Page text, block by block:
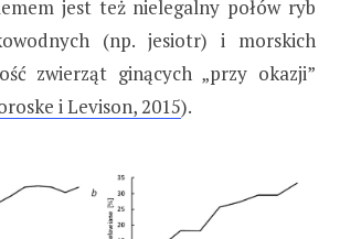
jest też nielegalny połów ryb
(np. jesiotr) i morskich
zwierząt ginących „przy okazji”
i Levison, 2015).